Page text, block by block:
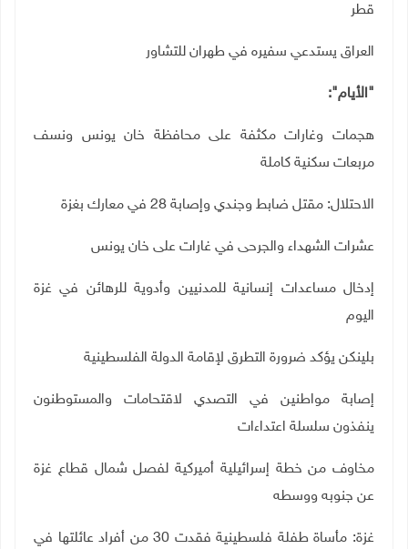
قطر
العراق يستدعي سفيره في طهران للتشاور
"الأيام":
هجمات وغارات مكثفة على محافظة خان یونس ونسف
مربعات سكنية كاملة
الاحتلال: مقتل ضابط وجندي وإصابة 28 في معارك بغزة
عشرات الشهداء والجرحى في غارات على خان يونس
إدخال مساعدات إنسانية للمدنيين وأدوية للرهائن في غزة
اليوم
بلينكن يؤكد ضرورة التطرق لإقامة الدولة الفلسطينية
إصابة مواطنين في التصدي لاقتحامات والمستوطنون
ينفذون سلسلة اعتداءات
مخاوف من خطة إسرائيلية أميركية لفصل شمال قطاع غزة
عن جنوبه ووسطه
غزة: مأساة طفلة فلسطينية فقدت 30 من أفراد عائلتها في